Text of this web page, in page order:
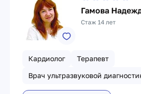
Гамова
Стаж 14 лет
Кардиолог
Терапевт
Врач ультразвуковой